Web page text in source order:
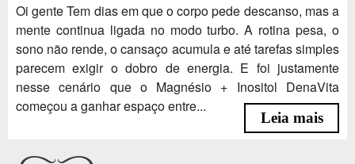
Oi gente Tem dias em que o corpo pede descanso, mas a
mente continua ligada no modo turbo. A rotina pesa, o
sono não rende, o cansaço acumula e até tarefas simples
parecem exigir o dobro de energia. E foi justamente
nesse cenário que o Magnésio + Inositol DenaVita
começou a ganhar espaço entre...
Leia mais